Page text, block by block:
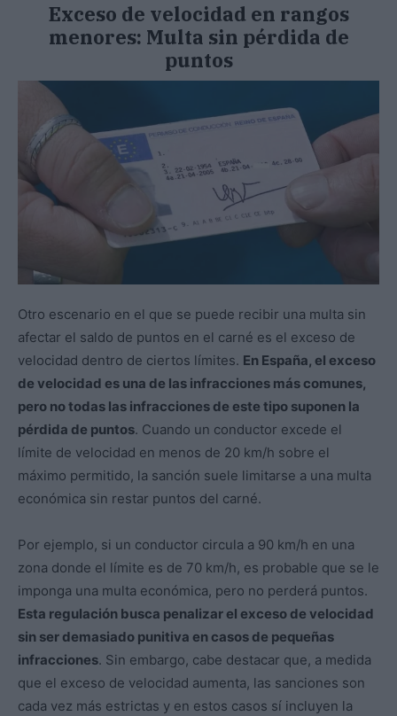
Exceso de velocidad en rangos
menores: Multa sin pérdida de
puntos
Otro escenario en el que se puede recibir una multa sin
afectar el saldo de puntos en el carné es el exceso de
velocidad dentro de ciertos límites. En España, el exceso
de velocidad es una de las infracciones más comunes,
pero no todas las infracciones de este tipo suponen la
pérdida de puntos. Cuando un conductor excede el
límite de velocidad en menos de 20 km/h sobre el
máximo permitido, la sanción suele limitarse a una multa
económica sin restar puntos del carné.
Por ejemplo, si un conductor circula a 90 km/h en una
zona donde el límite es de 70 km/h, es probable que se le
imponga una multa económica, pero no perderá puntos.
Esta regulación busca penalizar el exceso de velocidad
sin ser demasiado punitiva en casos de pequeñas
infracciones. Sin embargo, cabe destacar que, a medida
que el exceso de velocidad aumenta, las sanciones son
cada vez más estrictas y en estos casos sí incluyen la